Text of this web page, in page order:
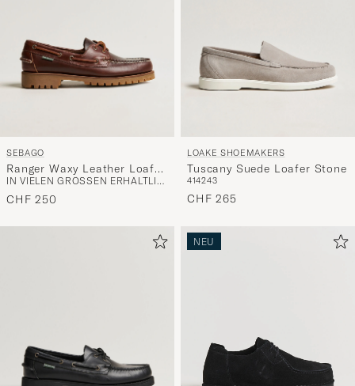
SEBAGO
Ranger Waxy Leather Loafer
Brown Gum
IN VIELEN GRÖSSEN ERHÄLTLICH
CHF 250
LOAKE SHOEMAKERS
Tuscany Suede Loafer Stone
414243
CHF 265
NEU